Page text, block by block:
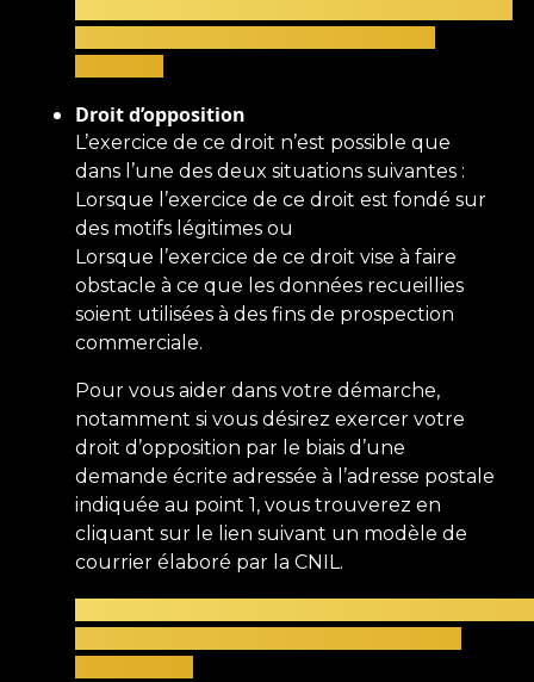
Droit d’opposition
L’exercice de ce droit n’est possible que
dans l’une des deux situations suivantes :
Lorsque l’exercice de ce droit est fondé sur
des motifs légitimes ou
Lorsque l’exercice de ce droit vise à faire
obstacle à ce que les données recueillies
soient utilisées à des fins de prospection
commerciale.
Pour vous aider dans votre démarche,
notamment si vous désirez exercer votre
droit d’opposition par le biais d’une
demande écrite adressée à l’adresse postale
indiquée au point 1, vous trouverez en
cliquant sur le lien suivant un modèle de
courrier élaboré par la CNIL.